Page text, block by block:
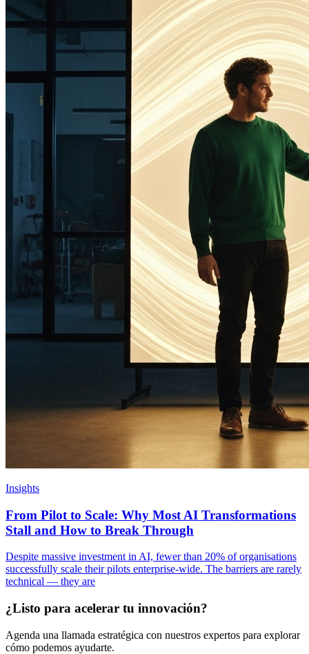
Insights
From Pilot to Scale: Why Most AI Transformations
Stall and How to Break Through
Despite massive investment in AI, fewer than 20% of organisations
successfully scale their pilots enterprise-wide. The barriers are rarely
technical — they are
¿Listo para acelerar tu innovación?
Agenda una llamada estratégica con nuestros expertos para explorar
cómo podemos ayudarte.